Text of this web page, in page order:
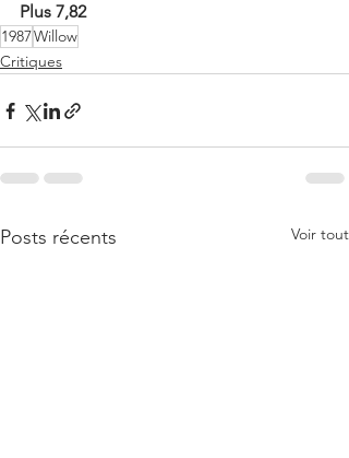
Plus 7,82
1987Willow
Critiques
Posts récents Voir tout